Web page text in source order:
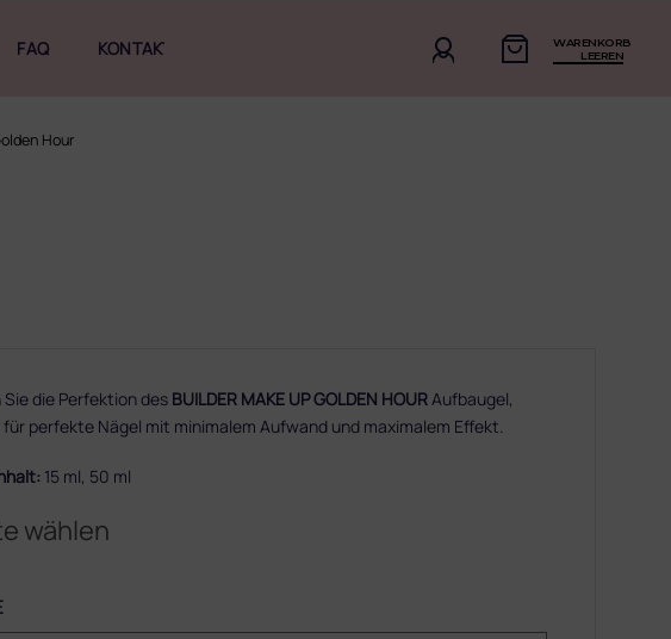
WARENKORB
LEEREN
FAQ KONTAKT
Hour
wählen
die Perfektion des BUILDER MAKE UP GOLDEN HOURAufbaugel,
perfekte Nägel mit minimalem Aufwand und maximalem Effekt.
15 ml, 50 ml